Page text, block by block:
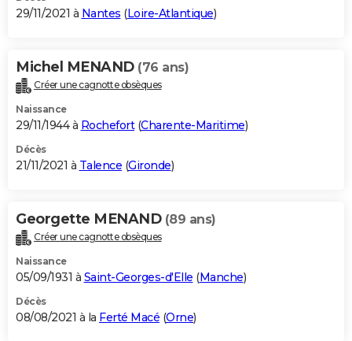
29/11/2021 à Nantes (Loire-Atlantique)
Michel MENAND (76 ans)
Créer une cagnotte obsèques
Naissance
29/11/1944 à Rochefort(Charente-Maritime)
Décès
21/11/2021 à Talence (Gironde)
Georgette MENAND (89 ans)
Créer une cagnotte obsèques
Naissance
05/09/1931 à Saint-Georges-d'Elle (Manche)
Décès
08/08/2021 à la Ferté Macé (Orne)